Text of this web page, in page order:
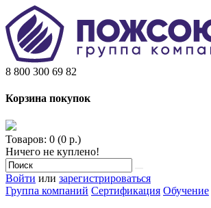
8 800 300 69 82
Корзина покупок
Товаров: 0 (0 р.)
Ничего не куплено!
Войти или зарегистрироваться
Группа компаний Сертификация Обучение